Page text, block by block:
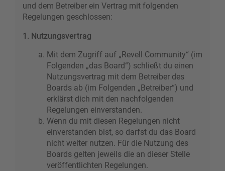
und dem Betreiber ein Vertrag mit folgenden
Regelungen geschlossen:
1. Nutzungsvertrag
Mit dem Zugriff auf „Revell Community“ (im
Folgenden „das Board“) schließt du einen
Nutzungsvertrag mit dem Betreiber des
Boards ab (im Folgenden „Betreiber“) und
erklärst dich mit den nachfolgenden
Regelungen einverstanden.
Wenn du mit diesen Regelungen nicht
einverstanden bist, so darfst du das Board
nicht weiter nutzen. Für die Nutzung des
Boards gelten jeweils die an dieser Stelle
veröffentlichten Regelungen.